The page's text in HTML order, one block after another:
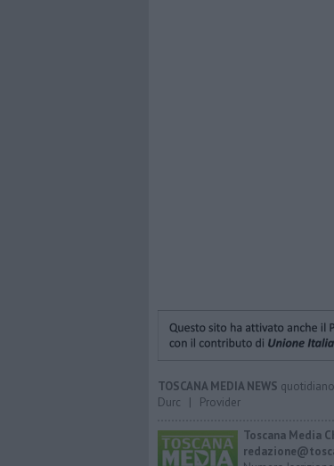
TOSCANA MEDIA NEWS
Durc | Provider
Toscana Media